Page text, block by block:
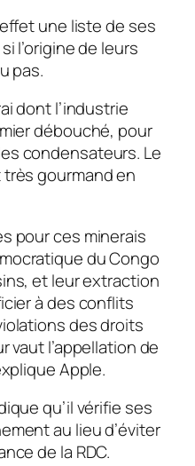
une liste de ses
l’origine de leurs
pas.
dont l’industrie
débouché, pour
condensateurs. Le
gourmand en
pour ces minerais
du Congo
et leur extraction
à des conflits
des droits
vaut l’appellation de
Apple.
qu’il vérifie ses
au lieu d’éviter
de la RDC.